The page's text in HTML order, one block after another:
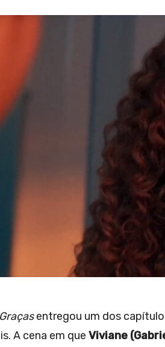
entregou um dos
A cena em que Viviane